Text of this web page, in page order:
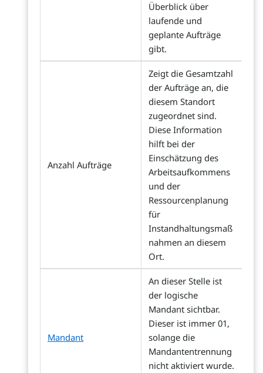
Überblick über
laufende und
geplante Aufträge
gibt.
Anzahl Aufträge
Zeigt die Gesamtzahl
der Aufträge an, die
diesem Standort
zugeordnet sind.
Diese Information
hilft bei der
Einschätzung des
Arbeitsaufkommens
und der
Ressourcenplanung
für
Instandhaltungsmaß
nahmen an diesem
Ort.
Mandant
An dieser Stelle ist
der logische
Mandant sichtbar.
Dieser ist immer 01,
solange die
Mandantentrennung
nicht aktiviert wurde.